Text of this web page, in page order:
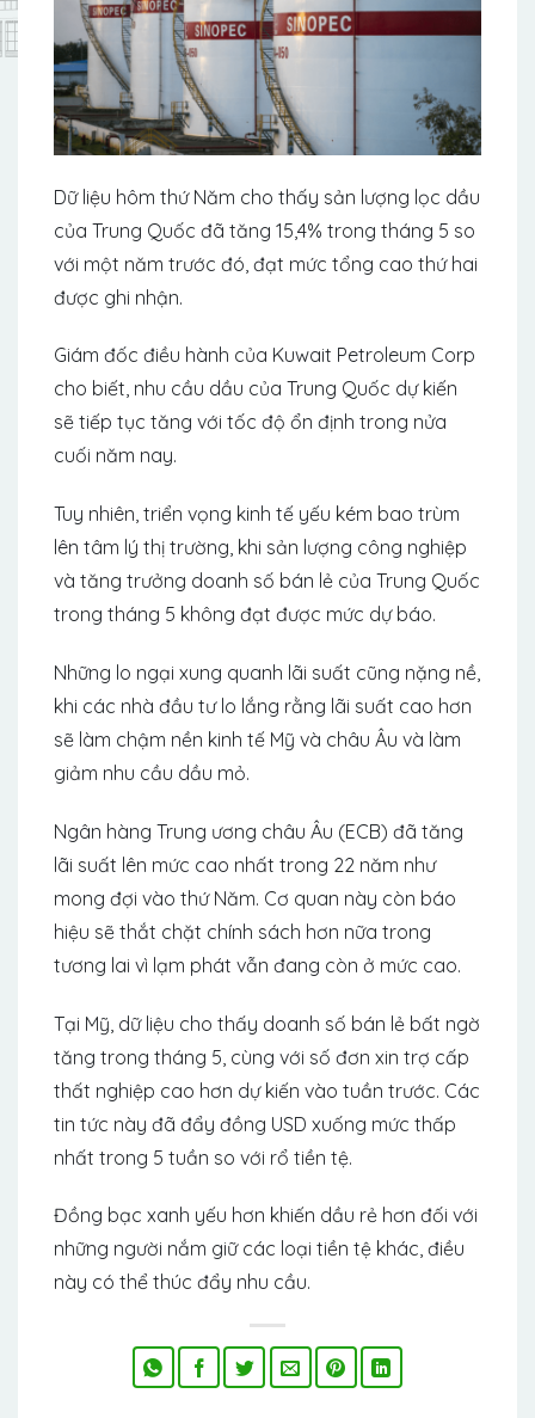
Dữ liệu hôm thứ Năm cho thấy sản lượng lọc dầu
của Trung Quốc đã tăng 15,4% trong tháng 5 so
với một năm trước đó, đạt mức tổng cao thứ hai
được ghi nhận.
Giám đốc điều hành của Kuwait Petroleum Corp
cho biết, nhu cầu dầu của Trung Quốc dự kiến ​​
sẽ tiếp tục tăng với tốc độ ổn định trong nửa
cuối năm nay.
Tuy nhiên, triển vọng kinh tế yếu kém bao trùm
lên tâm lý thị trường, khi sản lượng công nghiệp
và tăng trưởng doanh số bán lẻ của Trung Quốc
trong tháng 5 không đạt được mức dự báo.
Những lo ngại xung quanh lãi suất cũng nặng nề,
khi các nhà đầu tư lo lắng rằng lãi suất cao hơn
sẽ làm chậm nền kinh tế Mỹ và châu Âu và làm
giảm nhu cầu dầu mỏ.
Ngân hàng Trung ương châu Âu (ECB) đã tăng
lãi suất lên mức cao nhất trong 22 năm như
mong đợi vào thứ Năm. Cơ quan này còn báo
hiệu sẽ thắt chặt chính sách hơn nữa trong
tương lai vì lạm phát vẫn đang còn ở mức cao.
Tại Mỹ, dữ liệu cho thấy doanh số bán lẻ bất ngờ
tăng trong tháng 5, cùng với số đơn xin trợ cấp
thất nghiệp cao hơn dự kiến ​​vào tuần trước. Các
tin tức này đã đẩy đồng USD xuống mức thấp
nhất trong 5 tuần so với rổ tiền tệ.
Đồng bạc xanh yếu hơn khiến dầu rẻ hơn đối với
những người nắm giữ các loại tiền tệ khác, điều
này có thể thúc đẩy nhu cầu.